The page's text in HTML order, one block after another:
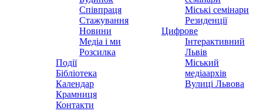
Співпраця
Стажування
Новини
Медіа і ми
Розсилка
Події
Бібліотека
Календар
Крамниця
Контакти
Міські семінари
Резиденції
Цифрове
Інтерактивний
Львів
Міський
медіаархів
Вулиці Львова